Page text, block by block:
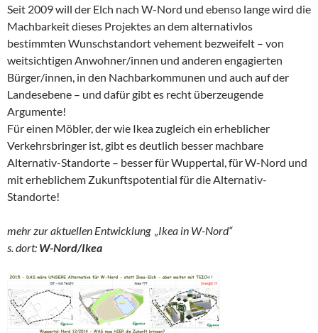
Seit 2009 will der Elch nach W-Nord und ebenso lange wird die
Machbarkeit dieses Projektes an dem alternativlos
bestimmten Wunschstandort vehement bezweifelt – von
weitsichtigen Anwohner/innen und anderen engagierten
Bürger/innen, in den Nachbarkommunen und auch auf der
Landesebene – und dafür gibt es recht überzeugende
Argumente!
Für einen Möbler, der wie Ikea zugleich ein erheblicher
Verkehrsbringer ist, gibt es deutlich besser machbare
Alternativ-Standorte – besser für Wuppertal, für W-Nord und
mit erheblichem Zukunftspotential für die Alternativ-
Standorte!
mehr zur aktuellen Entwicklung „Ikea in W-Nord“
s. dort: W-Nord/Ikea